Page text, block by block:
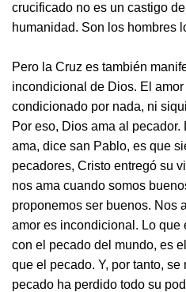
crucificado no es un castigo
humanidad. Son los hombres
Pero la Cruz es también
incondicional de Dios. El
condicionado por nada, ni
Por eso, Dios ama al
ama, dice san Pablo, es que
pecadores, Cristo entregó su
nos ama cuando somos
proponemos ser buenos. Nos
amor es incondicional. Lo que
con el pecado del mundo, es
que el pecado. Y, por tanto, se
pecado ha perdido todo su